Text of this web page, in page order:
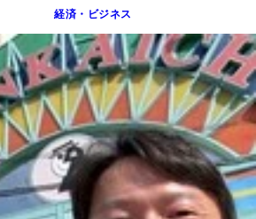
経済・ビジネス